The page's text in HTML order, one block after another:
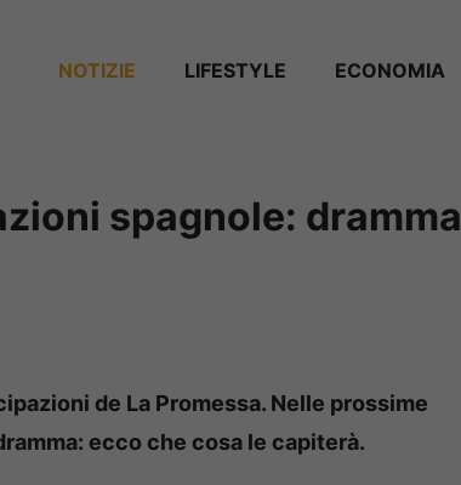
NOTIZIE ⁠⁠LIFESTYLE ECONOMIA
spagnole: dramma
de La Promessa. Nelle prossime
ecco che cosa le capiterà.